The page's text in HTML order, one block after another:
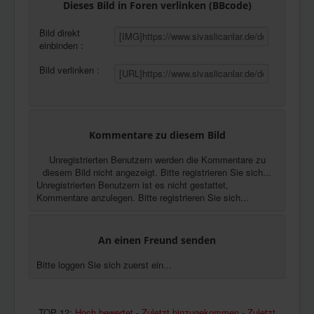
Dieses Bild in Foren verlinken (BBcode)
Bild direkt
einbinden :
Bild verlinken :
Kommentare zu diesem Bild
Unregistrierten Benutzern werden die Kommentare zu
diesem Bild nicht angezeigt. Bitte registrieren Sie sich...
Unregistrierten Benutzern ist es nicht gestattet,
Kommentare anzulegen. Bitte registrieren Sie sich...
An einen Freund senden
Bitte loggen Sie sich zuerst ein...